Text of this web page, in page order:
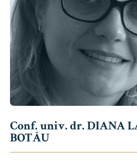
Conf. univ. dr. DIANA
BOTĂU